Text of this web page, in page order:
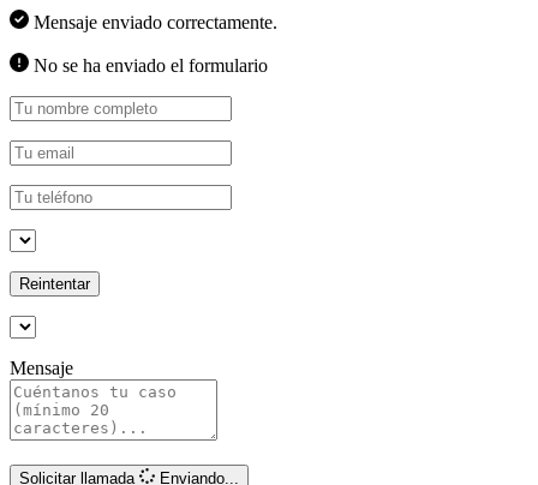
Mensaje enviado correctamente.
No se ha enviado el formulario
Reintentar
Mensaje
Solicitar llamada Enviando...